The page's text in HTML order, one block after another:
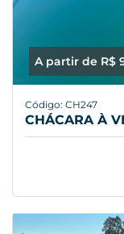
A partir de R$
Código: CH247
CHÁCARA À